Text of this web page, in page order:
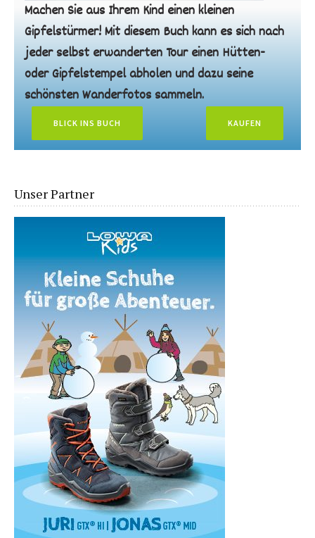
Machen Sie aus Ihrem Kind einen kleinen
Gipfelstürmer! Mit diesem Buch kann es sich nach
jeder selbst erwanderten Tour einen Hütten-
oder Gipfelstempel abholen und dazu seine
schönsten Wanderfotos sammeln.
BLICK INS BUCH KAUFEN
Unser Partner